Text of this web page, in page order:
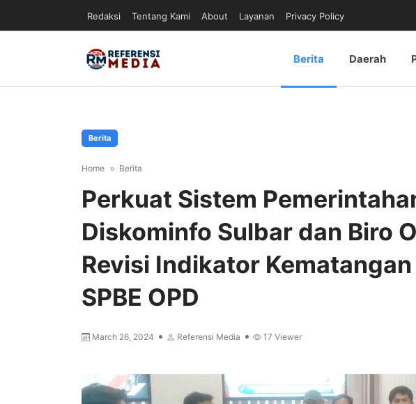
Redaksi Tentang Kami About Layanan Privacy Policy
Berita Daerah
Berita
Home Berita
Perkuat Sistem
Diskominfo Sulbar dan Biro
Revisi Indikator Kematangan
SPBE OPD
March 26, 2024 Referensi Media 17 Viewer